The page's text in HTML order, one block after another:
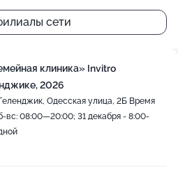
сети
клиника» Invitro
2026
Одесская улица, 2Б Время
вс: 08:00—20:00; 31 декабря - 8:00-